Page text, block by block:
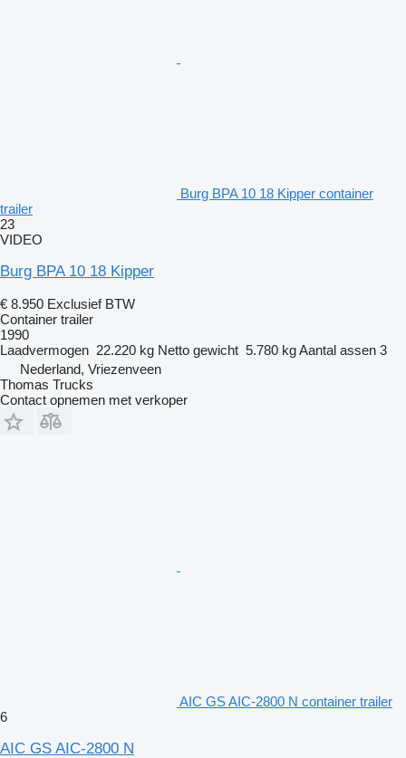
Burg BPA 10 18 Kipper container
trailer
23
VIDEO
Burg BPA 10 18 Kipper
€ 8.950 Exclusief BTW
Container trailer
1990
Laadvermogen 22.220 kg Netto gewicht 5.780 kgAantal assen 3
Nederland, Vriezenveen
Thomas Trucks
Contact opnemen met verkoper
AIC GS AIC-2800 N container trailer
6
AIC GS AIC-2800 N